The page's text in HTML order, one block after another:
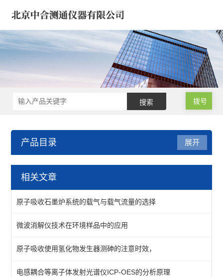
拨号
产品目录
医疗器械/药品/环境/生物
展开
相关文章
原子吸收石墨炉系统的载气与载气流量的选择
微波消解仪技术在环境样品中的应用
原子吸收使用氢化物发生器测砷的注意时效，
电感耦合等离子体发射光谱仪ICP-OES的分析原理